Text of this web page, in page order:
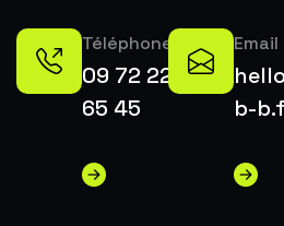
Téléphone
09 72 22
65 45
Email
b-